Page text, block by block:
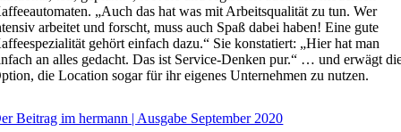
„Auch das hat was mit Arbeitsqualität zu tun. Wer
arbeitet und forscht, muss auch Spaß dabei haben! Eine gute
gehört einfach dazu.“ Sie konstatiert: „Hier hat man
an alles gedacht. Das ist Service-Denken pur.“ … und erwägt
die Location sogar für ihr eigenes Unternehmen zu nutzen.
Beitrag im hermann | Ausgabe September 2020